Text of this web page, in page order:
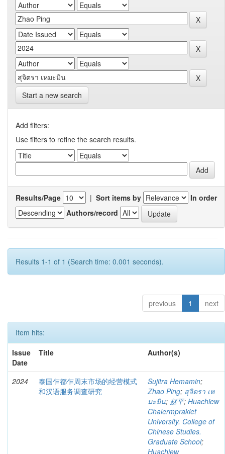
Start a new search
Add filters:
Use filters to refine the search results.
Results/Page | Sort items by
In order
Authors/record
Results 1-1 of 1 (Search time: 0.001 seconds).
previous 1 next
Item hits:
Issue
Date
Title Author(s)
2024
泰国乍都乍周末市场的经营模式
和汉语服务调查研究
Sujitra Hemamin;
Zhao Ping; สุจิตรา เห
มะมิน; 赵平; Huachiew
Chalermprakiet
University. College of
Chinese Studies.
Graduate School;
Huachiew